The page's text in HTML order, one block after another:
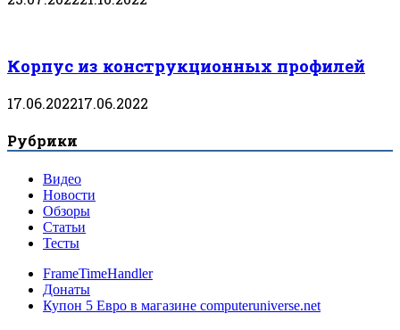
Корпус из конструкционных профилей
17.06.202217.06.2022
Рубрики
Видео
Новости
Обзоры
Статьи
Тесты
FrameTimeHandler
Донаты
Купон 5 Евро в магазине computeruniverse.net